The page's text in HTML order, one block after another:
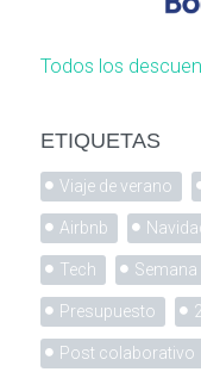
Todos los
ETIQUETAS
Viaje de verano
Airbnb
Tech
Presupuesto
Post colaborativo